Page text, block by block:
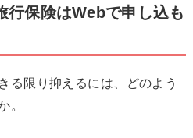
行保険はWebで申し込も
る限り抑えるには、どのよう
。